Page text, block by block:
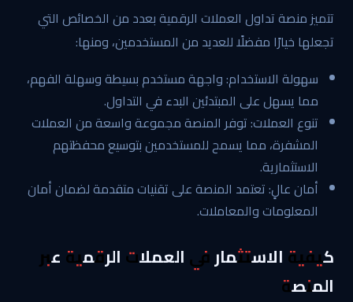
تتميز منصة تداول العملات الرقمية بعدد من الخصائص التي
تجعلها خيارًا مفضلًا للعديد من المستخدمين، ومنها:
سهولة الاستخدام: واجهة مستخدم بسيطة وسهلة الفهم،
مما يسهل على المبتدئين البدء في التداول.
تنوع العملات: توفر المنصة مجموعة واسعة من العملات
المشفرة، مما يسمح للمستخدمين بتوسيع محفظتهم
الاستثمارية.
أمان عالٍ: تعتمد المنصة على تقنيات متقدمة لضمان أمان
المعلومات والمعاملات.
كيفية الاستثمار في العملات الرقمية عبر
المنصة